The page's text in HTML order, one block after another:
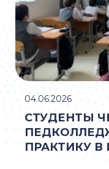
СТУДЕНТЫ
ПРАКТИКУ
04.06.2026